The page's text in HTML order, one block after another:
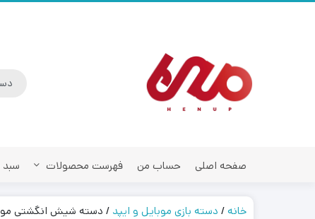
صفحه اصلی حساب من فهرست محصولات سبد
خانه/ دسته بازی موبایل و ایپد / دسته شیش انگشتی